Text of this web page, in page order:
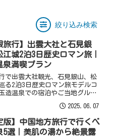
絞り込み検索
旅行】出雲大社と石見銀
江城2泊3日歴史ロマン旅｜
泉満喫プラン
で出雲大社観光、石見銀山、松
る2泊3日歴史ロマン旅モデルコ
造温泉での宿泊やご当地グル
2025.06.07
版】中国地方旅行で行くべ
5選｜美肌の湯から絶景露